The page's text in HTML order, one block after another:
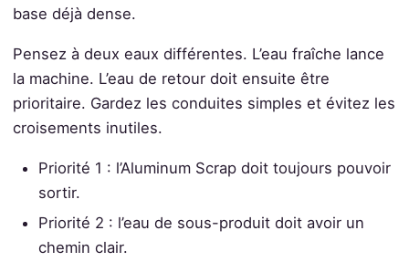
base déjà dense.
Pensez à deux eaux différentes. L’eau fraîche lance
la machine. L’eau de retour doit ensuite être
prioritaire. Gardez les conduites simples et évitez les
croisements inutiles.
Priorité 1 : l’Aluminum Scrap doit toujours pouvoir
sortir.
Priorité 2 : l’eau de sous-produit doit avoir un
chemin clair.